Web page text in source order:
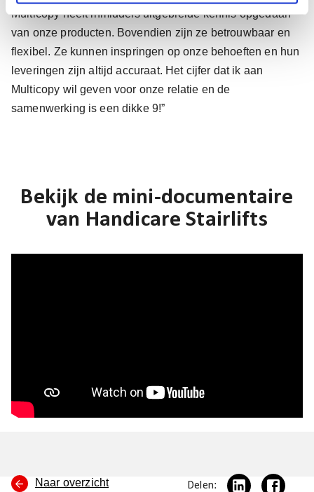
Multicopy heeft inmiddels uitgebreide kennis opgedaan
van onze producten. Bovendien zijn ze betrouwbaar en
flexibel. Ze kunnen inspringen op onze behoeften en hun
leveringen zijn altijd accuraat. Het cijfer dat ik aan
Multicopy wil geven voor onze relatie en de
samenwerking is een dikke 9!”
Bekijk de mini-documentaire
van Handicare Stairlifts
Naar overzicht Delen: